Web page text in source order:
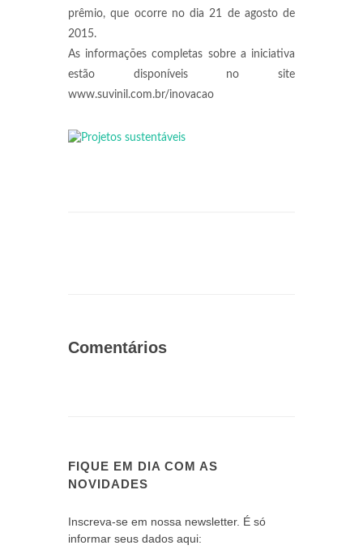
prêmio, que ocorre no dia 21 de agosto de
2015.
As informações completas sobre a iniciativa
estão disponíveis no site
www.suvinil.com.br/inovacao
Comentários
FIQUE EM DIA COM AS
NOVIDADES
Inscreva-se em nossa newsletter. É só
informar seus dados aqui: